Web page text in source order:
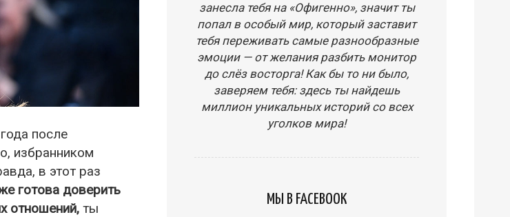
после
избранником
в этот раз
готова доверить
отношений, ты
занесла тебя на «Офигенно», значит ты
попал в особый мир, который заставит
тебя переживать самые разнообразные
эмоции — от желания разбить монитор
до слёз восторга! Как бы то ни было,
заверяем тебя: здесь ты найдешь
миллион уникальных историй со всех
уголков мира!
МЫ В FACEBOOK